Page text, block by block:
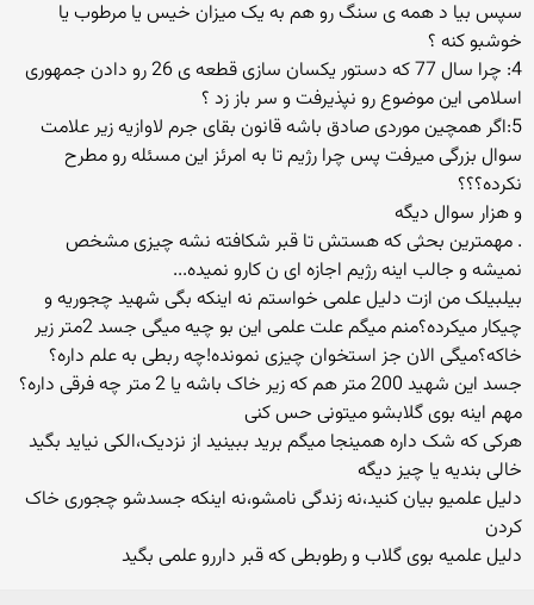
سپس بیا د همه ی سنگ رو هم به یک میزان خیس یا مرطوب یا
خوشبو کنه ؟
4: چرا سال 77 که دستور یکسان سازی قطعه ی 26 رو دادن جمهوری
اسلامی این موضوع رو نپذیرفت و سر باز زد ؟
5:اگر همچین موردی صادق باشه قانون بقای جرم لاوازیه زیر علامت
سوال بزرگی میرفت پس چرا رژیم تا به امرئز این مسئله رو مطرح
نکرده؟؟؟
و هزار سوال دیگه
. مهمترین بحثی که هستش تا قبر شکافته نشه چیزی مشخص
نمیشه و جالب اینه رژیم اجازه ای ن کارو نمیده...
بیلبیلک من ازت دلیل علمی خواستم نه اینکه بگی شهید چجوریه و
چیکار میکرده؟منم میگم علت علمی این بو چیه میگی جسد 2متر زیر
خاکه؟میگی الان جز استخوان چیزی نمونده!چه ربطی به علم داره؟
جسد این شهید 200 متر هم که زیر خاک باشه یا 2 متر چه فرقی داره؟
مهم اینه بوی گلابشو میتونی حس کنی
هرکی که شک داره همینجا میگم برید ببینید از نزدیک،الکی نیاید بگید
خالی بندیه یا چیز دیگه
دلیل علمیو بیان کنید،نه زندگی نامشو،نه اینکه جسدشو چجوری خاک
کردن
دلیل علمیه بوی گلاب و رطوبطی که قبر داررو علمی بگید